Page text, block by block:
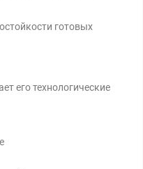
готовых
его технологические